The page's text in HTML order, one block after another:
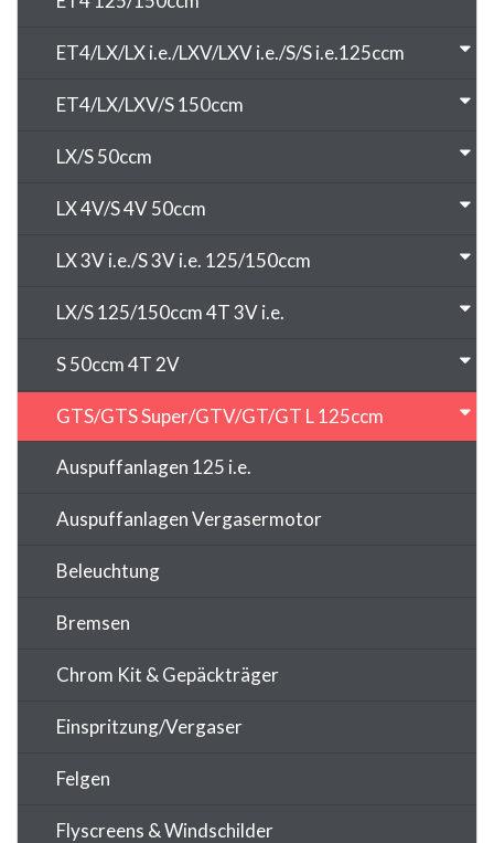
ET4/LX/LX i.e./LXV/LXV i.e./S/S i.e.125ccm
ET4/LX/LXV/S 150ccm
LX/S 50ccm
LX 4V/S 4V 50ccm
LX 3V i.e./S 3V i.e. 125/150ccm
LX/S 125/150ccm 4T 3V i.e.
S 50ccm 4T 2V
GTS/GTS Super/GTV/GT/GT L 125ccm
Auspuffanlagen 125 i.e.
Auspuffanlagen Vergasermotor
Beleuchtung
Bremsen
Chrom Kit & Gepäckträger
Einspritzung/Vergaser
Felgen
Flyscreens & Windschilder